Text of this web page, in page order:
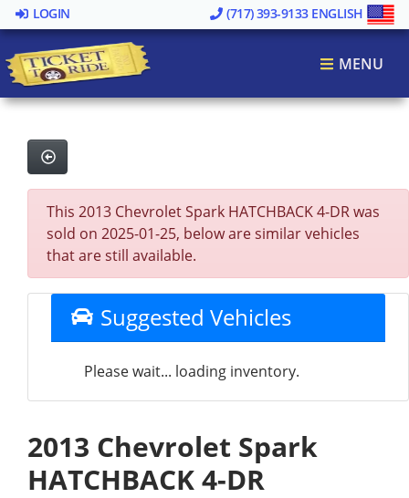
LOGIN (717) 393-9133 ENGLISH
MENU
This 2013 Chevrolet Spark HATCHBACK 4-DR was
sold on 2025-01-25, below are similar vehicles
that are still available.
Suggested Vehicles
Please wait... loading inventory.
2013 Chevrolet Spark
HATCHBACK 4-DR